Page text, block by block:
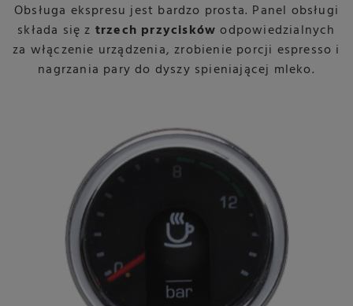
Obsługa ekspresu jest bardzo prosta. Panel obsługi
składa się z trzech przycisków odpowiedzialnych
za włączenie urządzenia, zrobienie porcji espresso i
nagrzania pary do dyszy spieniającej mleko.